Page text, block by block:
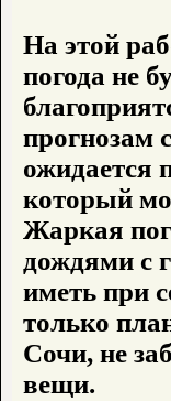
На этой
погода не
прогнозам
ожидается
который
Жаркая
дождями с
иметь при
только
Сочи, не
вещи.